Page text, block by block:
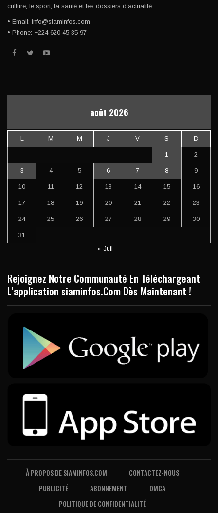
culture, le sport, la santé et les dossiers d'actualité.
• Email: info@siaminfos.com
• Phone: +224 620 45 35 97
août 2026
L M M J V S D
1 2
3 4 5 6 7 8 9
10 11 12 13 14 15 16
17 18 19 20 21 22 23
24 25 26 27 28 29 30
31
« Juil
Rejoignez Notre Communauté En Téléchargeant
L’application siaminfos.Com Dès Maintenant !
À PROPOS DE SIAMINFOS.COM
CONTACTEZ-NOUS
PUBLICITÉ
ABONNEMENT
DMCA
POLITIQUE DE CONFIDENTIALITÉ